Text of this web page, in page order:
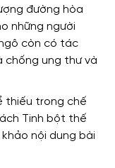
đường hòa
những người
còn có tác
chống ung thư và